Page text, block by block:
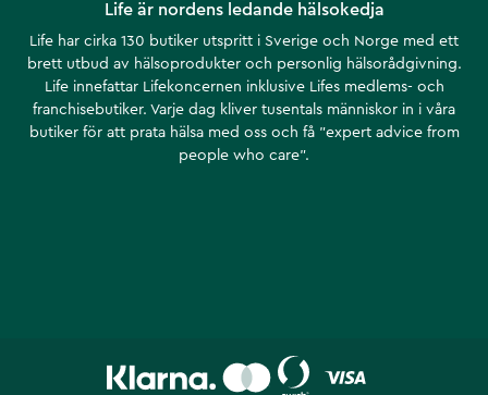
Life är nordens ledande hälsokedja
Life har cirka 130 butiker utspritt i Sverige och Norge med ett
brett utbud av hälsoprodukter och personlig hälsorådgivning.
Life innefattar Lifekoncernen inklusive Lifes medlems- och
franchisebutiker. Varje dag kliver tusentals människor in i våra
butiker för att prata hälsa med oss och få ”expert advice from
people who care”.